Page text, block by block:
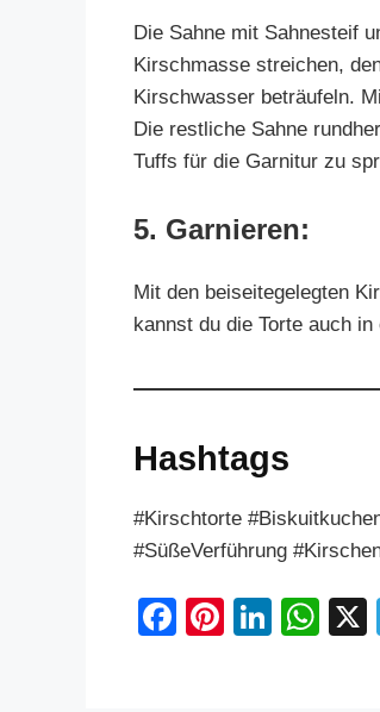
Die Sahne mit Sahnesteif
Kirschmasse streichen,
Kirschwasser beträufeln.
Die restliche Sahne
Tuffs für die Garnitur zu
5. Garnieren:
Mit den beiseitegelegten
kannst du die Torte auch
Hashtags
#Kirschtorte
#SüßeVerführung
F
Pi Li
W